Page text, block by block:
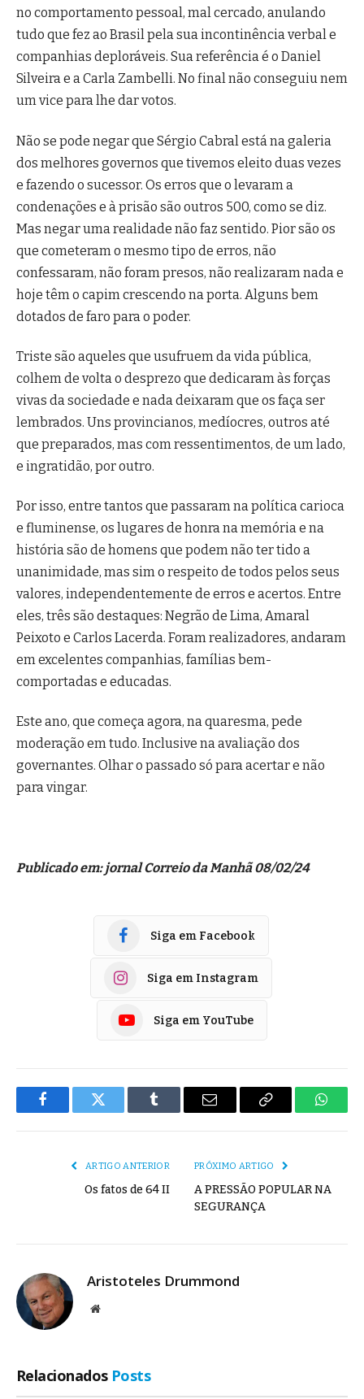
no comportamento pessoal, mal cercado, anulando
tudo que fez ao Brasil pela sua incontinência verbal e
companhias deploráveis. Sua referência é o Daniel
Silveira e a Carla Zambelli. No final não conseguiu nem
um vice para lhe dar votos.
Não se pode negar que Sérgio Cabral está na galeria
dos melhores governos que tivemos eleito duas vezes
e fazendo o sucessor. Os erros que o levaram a
condenações e à prisão são outros 500, como se diz.
Mas negar uma realidade não faz sentido. Pior são os
que cometeram o mesmo tipo de erros, não
confessaram, não foram presos, não realizaram nada e
hoje têm o capim crescendo na porta. Alguns bem
dotados de faro para o poder.
Triste são aqueles que usufruem da vida pública,
colhem de volta o desprezo que dedicaram às forças
vivas da sociedade e nada deixaram que os faça ser
lembrados. Uns provincianos, medíocres, outros até
que preparados, mas com ressentimentos, de um lado,
e ingratidão, por outro.
Por isso, entre tantos que passaram na política carioca
e fluminense, os lugares de honra na memória e na
história são de homens que podem não ter tido a
unanimidade, mas sim o respeito de todos pelos seus
valores, independentemente de erros e acertos. Entre
eles, três são destaques: Negrão de Lima, Amaral
Peixoto e Carlos Lacerda. Foram realizadores, andaram
em excelentes companhias, famílias bem-
comportadas e educadas.
Este ano, que começa agora, na quaresma, pede
moderação em tudo. Inclusive na avaliação dos
governantes. Olhar o passado só para acertar e não
para vingar.
Publicado em: jornal Correio da Manhã 08/02/24
Siga em Facebook
Siga em Instagram
Siga em YouTube
FacebookTwitter Tumblr
E-
Copiar
ARTIGO ANTERIOR
Os fatos de 64 II
PRÓXIMO ARTIGO
A PRESSÃO POPULAR NA
SEGURANÇA
Aristoteles Drummond
Site
Relacionados Posts